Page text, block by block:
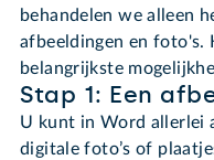
behandelen we alleen
afbeeldingen en foto's.
belangrijkste
Stap 1: Een
U kunt in Word allerlei
digitale foto’s of